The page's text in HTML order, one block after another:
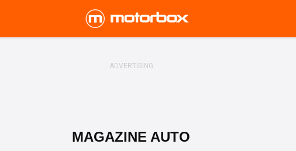
MAGAZINE AUTO